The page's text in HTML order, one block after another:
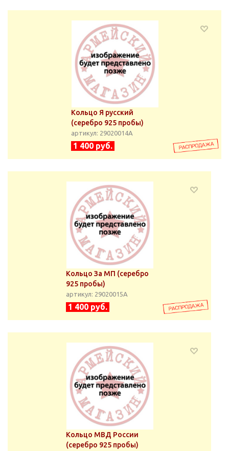
Кольцо Я русский
(серебро 925 пробы)
артикул: 29020014А
1 400 руб.
Кольцо За МП (серебро
925 пробы)
артикул: 29020015А
1 400 руб.
Кольцо МВД России
(серебро 925 пробы)